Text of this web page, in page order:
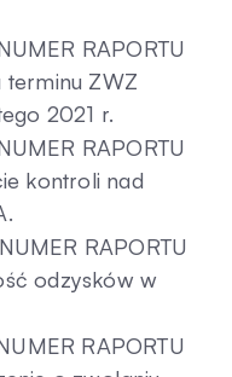
RAPORTU
terminu ZWZ
2021 r.
RAPORTU
kontroli nad
RAPORTU
odzysków w
RAPORTU